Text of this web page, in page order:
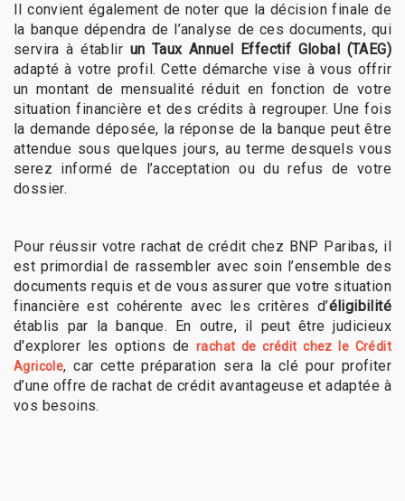
Il convient également de noter que la décision finale de
la banque dépendra de l’analyse de ces documents, qui
servira à établir un Taux Annuel Effectif Global (TAEG)
adapté à votre profil. Cette démarche vise à vous offrir
un montant de mensualité réduit en fonction de votre
situation financière et des crédits à regrouper. Une fois
la demande déposée, la réponse de la banque peut être
attendue sous quelques jours, au terme desquels vous
serez informé de l’acceptation ou du refus de votre
dossier.
Pour réussir votre rachat de crédit chez BNP Paribas, il
est primordial de rassembler avec soin l’ensemble des
documents requis et de vous assurer que votre situation
financière est cohérente avec les critères d’éligibilité
établis par la banque. En outre, il peut être judicieux
d'explorer les options de rachat de crédit chez le Crédit
Agricole, car cette préparation sera la clé pour profiter
d’une offre de rachat de crédit avantageuse et adaptée à
vos besoins.